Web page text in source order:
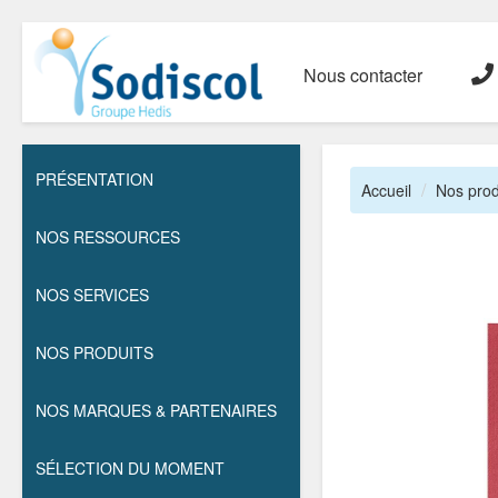
Nous contacter
PRÉSENTATION
NOS RESSOURCES
NOS SERVICES
NOS PRODUITS
NOS MARQUES & PARTENAIRES
SÉLECTION DU MOMENT
Accueil Nos